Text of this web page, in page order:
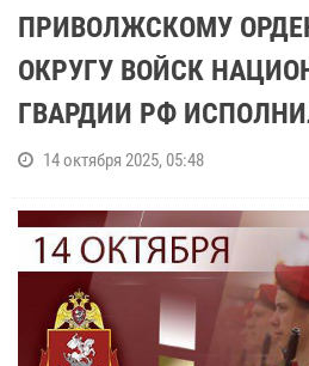
ПРИВОЛЖСКОМУ
ОКРУГУ ВОЙСК
ГВАРДИИ РФ
14 октября 2025, 05:48